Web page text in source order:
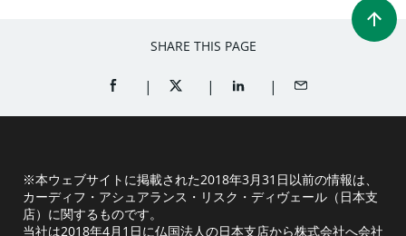
SHARE THIS PAGE
SHARE ON FACEBOOK (OPENS A NEW WINDOW)
SHARE ON TWITTER (OPENS A NEW
SHARE ON LINKEDIN
SHARE BY EMAIL
※本ウェブサイトに掲載された2018年3月31日以前の情報は、
カーディフ・アシュアランス・リスク・ディヴェール（日本支
店）に関するものです。
当社は2018年4月1日に仏国法人の日本支店から株式会社へ会社